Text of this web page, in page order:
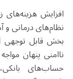
افزایش هزینه‌های
نظام‌های درمانی و
بخش قابل توجهی
ناامنی پنهان
حساب‌های